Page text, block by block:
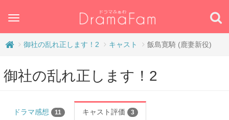
Toggle
御社の乱れ正します！2
キャスト 飯島寛騎 (鹿妻新役)
御社の乱れ正します！2
ドラマ感想 11 キャスト評価 3